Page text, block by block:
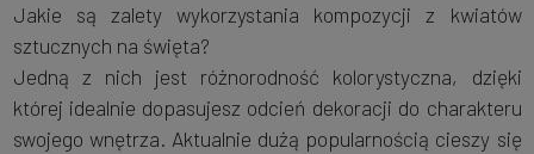
Jakie są zalety wykorzystania kompozycji z kwiatów
sztucznych na święta?
Jedną z nich jest różnorodność kolorystyczna, dzięki
której idealnie dopasujesz odcień dekoracji do charakteru
swojego wnętrza. Aktualnie dużą popularnością cieszy się